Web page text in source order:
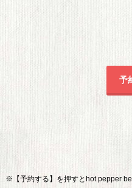
予
※【予約する】を押すとhot pepper